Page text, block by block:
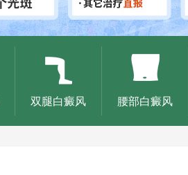
双腿白癜风 腰部白癜风